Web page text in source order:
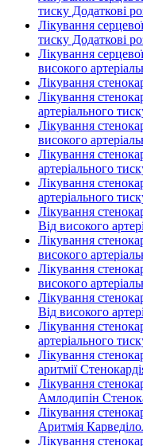
тиску Додаткові
Лікування
тиску Додаткові
Лікування
високого
Лікування
Лікування
артеріального
Лікування
високого
Лікування
артеріального
Лікування
артеріального
Лікування
Від високого
Лікування
високого
Лікування
високого
Лікування
Від високого
Лікування
артеріального
Лікування
аритмії
Лікування
Амлодипін
Лікування
Аритмія
Лікування